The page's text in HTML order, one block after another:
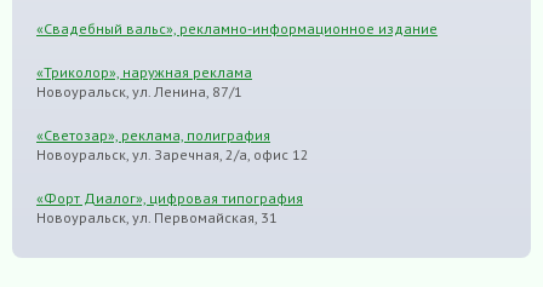
«Свадебный вальс», рекламно-информационное издание
«Триколор», наружная реклама
Новоуральск, ул. Ленина, 87/1
«Светозар», реклама, полиграфия
Новоуральск, ул. Заречная, 2/а, офис 12
«Форт Диалог», цифровая типография
Новоуральск, ул. Первомайская, 31